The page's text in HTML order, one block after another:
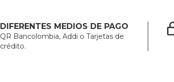
DIFERENTES MEDIOS DE PAGO
QR Bancolombia, Addi o Tarjetas de
crédito.